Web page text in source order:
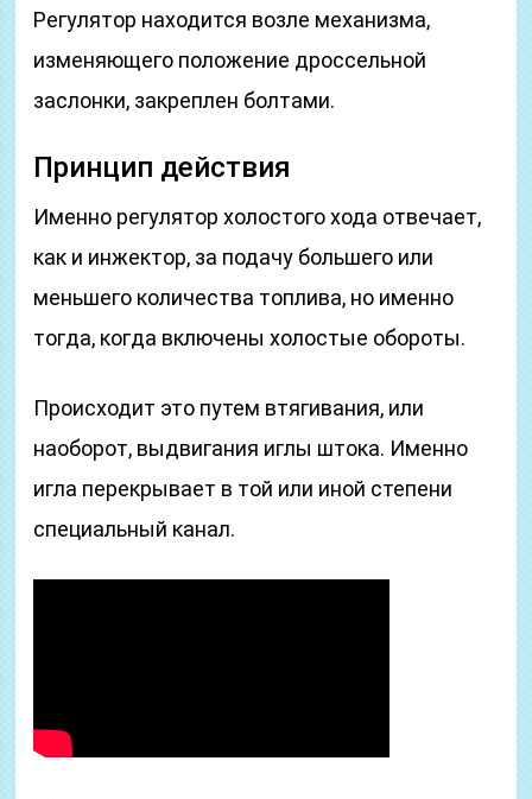
Регулятор находится возле механизма,
изменяющего положение дроссельной
заслонки, закреплен болтами.
Принцип действия
Именно регулятор холостого хода отвечает,
как и инжектор, за подачу большего или
меньшего количества топлива, но именно
тогда, когда включены холостые обороты.
Происходит это путем втягивания, или
наоборот, выдвигания иглы штока. Именно
игла перекрывает в той или иной степени
специальный канал.